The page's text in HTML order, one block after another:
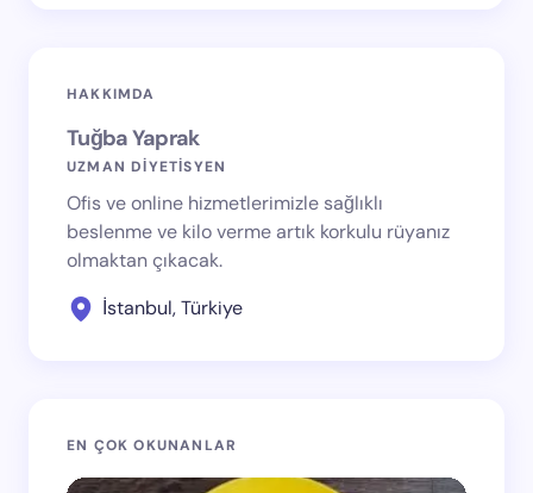
HAKKIMDA
Tuğba Yaprak
UZMAN DİYETİSYEN
Ofis ve online hizmetlerimizle sağlıklı
beslenme ve kilo verme artık korkulu rüyanız
olmaktan çıkacak.
İstanbul, Türkiye
EN ÇOK OKUNANLAR